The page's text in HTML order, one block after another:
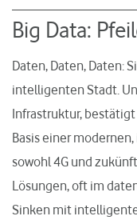
Big Data:
Daten, Daten, Daten:
intelligenten Stadt.
Infrastruktur, bestätigt
Basis einer
sowohl 4G und
Lösungen, oft im
Sinken mit